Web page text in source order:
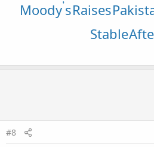
Moody’s Raises
Stable
#8